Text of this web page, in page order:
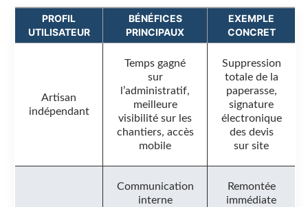
PROFIL
UTILISATEUR
BÉNÉFICES
PRINCIPAUX
EXEMPLE
CONCRET
Artisan
indépendant
Temps gagné
sur
l’administratif,
meilleure
visibilité sur les
chantiers, accès
mobile
Suppression
totale de la
paperasse,
signature
électronique
des devis
sur site
Communication
interne
Remontée
immédiate